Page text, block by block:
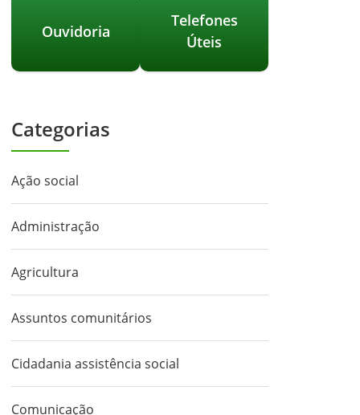
Ouvidoria
Telefones
Úteis
Categorias
Ação social
Administração
Agricultura
Assuntos comunitários
Cidadania assistência social
Comunicação